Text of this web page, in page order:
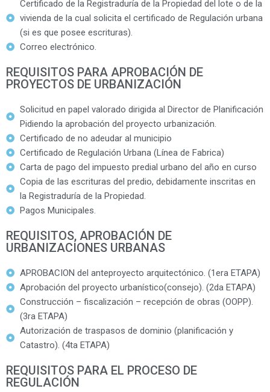
Certificado de la Registraduría de la Propiedad del lote o de la
vivienda de la cual solicita el certificado de Regulación urbana
(si es que posee escrituras).
Correo electrónico.
REQUISITOS PARA APROBACIÓN DE
PROYECTOS DE URBANIZACIÓN
Solicitud en papel valorado dirigida al Director de Planificación
Pidiendo la aprobación del proyecto urbanización.
Certificado de no adeudar al municipio
Certificado de Regulación Urbana (Línea de Fabrica)
Carta de pago del impuesto predial urbano del año en curso
Copia de las escrituras del predio, debidamente inscritas en
la Registraduría de la Propiedad.
Pagos Municipales.
REQUISITOS, APROBACIÓN DE
URBANIZACIONES URBANAS
APROBACION del anteproyecto arquitectónico. (1era ETAPA)
Aprobación del proyecto urbanístico(consejo). (2da ETAPA)
Construcción – fiscalización – recepción de obras (OOPP).
(3ra ETAPA)
Autorización de traspasos de dominio (planificación y
Catastro). (4ta ETAPA)
REQUISITOS PARA EL PROCESO DE
REGULACIÓN